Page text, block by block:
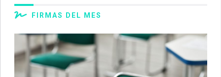
FIRMAS DEL MES